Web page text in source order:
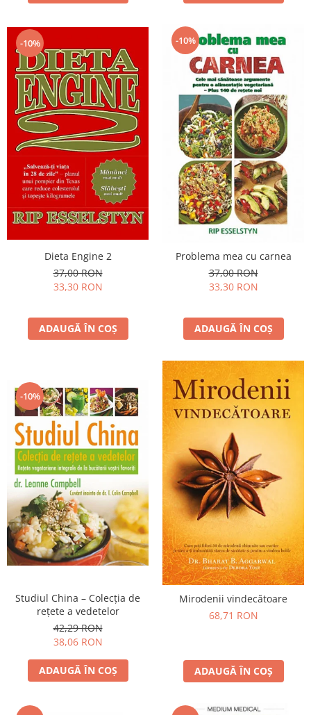
-10%
Dieta Engine 2
37,00 RON
33,30 RON
ADAUGĂ ÎN COȘ
-10%
Problema mea cu carnea
37,00 RON
33,30 RON
ADAUGĂ ÎN COȘ
-10%
Studiul China – Colecţia de
reţete a vedetelor
42,29 RON
38,06 RON
ADAUGĂ ÎN COȘ
Mirodenii vindecătoare
68,71 RON
ADAUGĂ ÎN COȘ